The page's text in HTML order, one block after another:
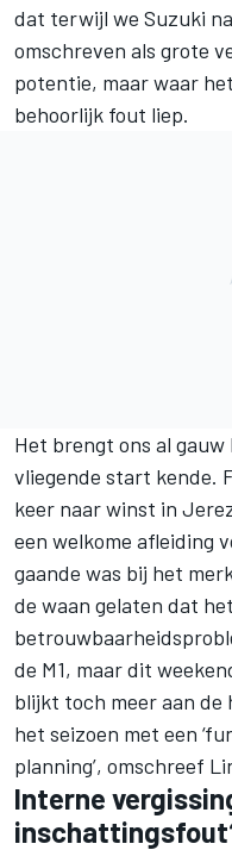
dat terwijl we Suzuki
omschreven als grote
potentie, maar waar
behoorlijk fout liep.
Het brengt ons al
vliegende start kende.
keer naar winst in
een welkome afleiding
gaande was bij het
de waan gelaten dat
de M1, maar dit
blijkt toch meer aan de
het seizoen met een
planning’, omschreef
Interne